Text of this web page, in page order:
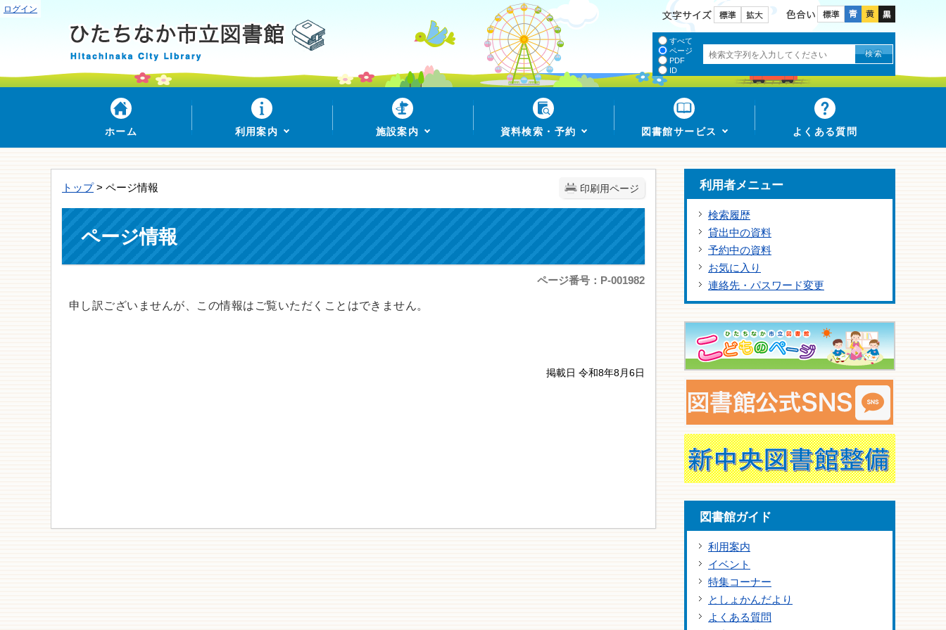
色合い
文字サイズ
ログイン
すべて
ページ
PDF
ID
ホーム 利用案内 施設案内 資料検索・予約 図書館サービス よくある質問
印刷用ページ
トップ> ページ情報
ページ情報
ページ番号：P-001982
申し訳ございませんが、この情報はご覧いただくことはできません。
掲載日 令和8年8月6日
利用者メニュー
検索履歴
貸出中の資料
予約中の資料
お気に入り
連絡先・パスワード変更
図書館ガイド
利用案内
イベント
特集コーナー
としょかんだより
よくある質問